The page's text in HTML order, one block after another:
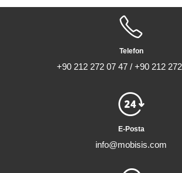
Telefon
+90 212 272 07 47 / +90 212
E-Posta
info@mobisis.com